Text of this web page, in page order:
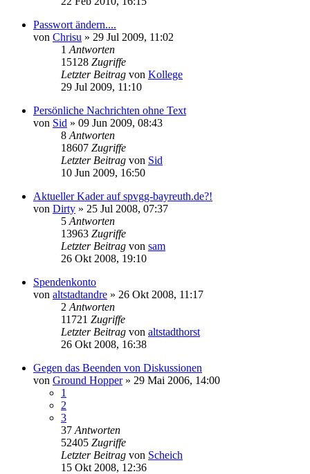
Passwort ändern....
von Chrisu » 29 Jul 2009, 11:02
1 Antworten
15128 Zugriffe
Letzter Beitrag von Kollege
29 Jul 2009, 11:10
Persönliche Nachrichten ohne Text
von Sid » 09 Jun 2009, 08:43
8 Antworten
18607 Zugriffe
Letzter Beitrag von Sid
10 Jun 2009, 16:50
Aktueller Kader auf spvgg-bayreuth.de?!
von Dirty » 25 Jul 2008, 07:37
5 Antworten
13963 Zugriffe
Letzter Beitrag von sam
26 Okt 2008, 19:10
Spendenkonto
von altstadtandre » 26 Okt 2008, 11:17
2 Antworten
11721 Zugriffe
Letzter Beitrag von altstadthorst
26 Okt 2008, 16:38
Gegen das Beenden von Diskussionen
von Ground Hopper» 29 Mai 2006, 14:00
1
2
3
37 Antworten
52405 Zugriffe
Letzter Beitrag von Scheich
15 Okt 2008, 12:36